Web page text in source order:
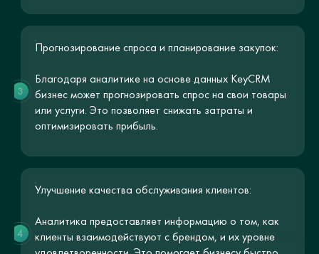
Прогнозирование спроса и планирование закупок:
Благодаря аналитике на основе данных KeyCRM
бизнес может прогнозировать спрос на свои товары
или услуги. Это позволяет снижать затраты и
оптимизировать прибыль.
3
Улучшение качества обслуживания клиентов:
Аналитика предоставляет информацию о том, как
клиенты взаимодействуют с брендом, и их уровне
4